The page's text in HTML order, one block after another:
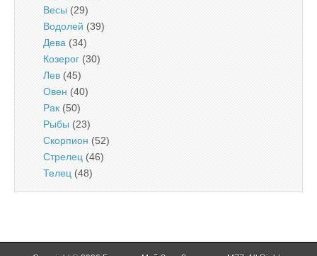
Весы (29)
Водолей (39)
Дева (34)
Козерог (30)
Лев (45)
Овен (40)
Рак (50)
Рыбы (23)
Скорпион (52)
Стрелец (46)
Телец (48)